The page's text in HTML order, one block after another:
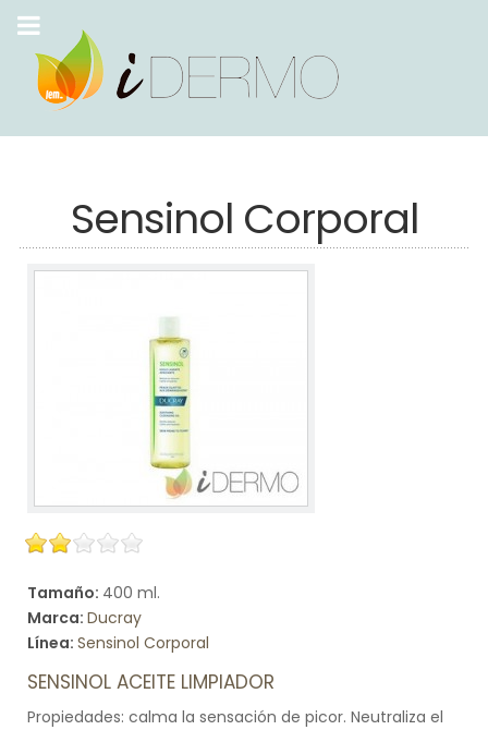
Sensinol Corporal
Tamaño: 400 ml.
Marca: Ducray
Línea: Sensinol Corporal
SENSINOL ACEITE LIMPIADOR
Propiedades: calma la sensación de picor. Neutraliza el